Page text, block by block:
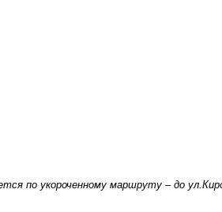
по укороченному маршруту – до